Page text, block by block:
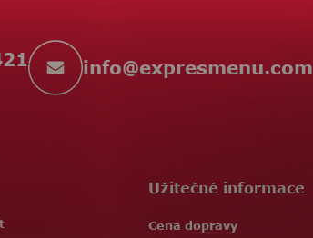
info@expresmenu.com
Užitečné informace
Cena dopravy